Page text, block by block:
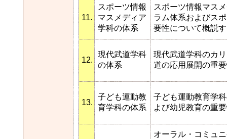
11.
スポーツ情報
マスメディア
学科の体系
スポーツ情報マス
ラム体系およびス
要性について概説
12.
現代武道学科
の体系
現代武道学科のカ
道の応用展開の重
13.
子ども運動教
育学科の体系
子ども運動教育学
よび幼児教育の重
オーラル・コミュ